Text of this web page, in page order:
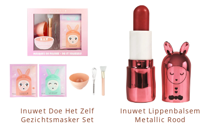
Inuwet Doe Het Zelf
Gezichtsmasker Set
Inuwet Lippenbalsem
Metallic Rood